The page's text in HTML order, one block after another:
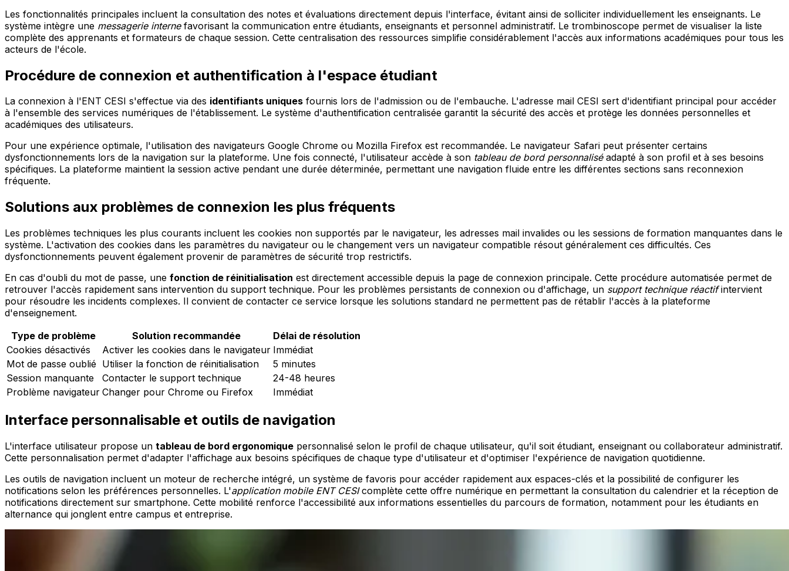
Les fonctionnalités principales incluent la consultation des notes et évaluations directement depuis l'interface, évitant ainsi de solliciter individuellement les enseignants. Le
système intègre une messagerie internefavorisant la communication entre étudiants, enseignants et personnel administratif. Le trombinoscope permet de visualiser la liste
complète des apprenants et formateurs de chaque session. Cette centralisation des ressources simplifie considérablement l'accès aux informations académiques pour tous les
acteurs de l'école.
Procédure de connexion et authentification à l'espace étudiant
La connexion à l'ENT CESI s'effectue via des identifiants uniques fournis lors de l'admission ou de l'embauche. L'adresse mail CESI sert d'identifiant principal pour accéder
à l'ensemble des services numériques de l'établissement. Le système d'authentification centralisée garantit la sécurité des accès et protège les données personnelles et
académiques des utilisateurs.
Pour une expérience optimale, l'utilisation des navigateurs Google Chrome ou Mozilla Firefox est recommandée. Le navigateur Safari peut présenter certains
dysfonctionnements lors de la navigation sur la plateforme. Une fois connecté, l'utilisateur accède à son tableau de bord personnaliséadapté à son profil et à ses besoins
spécifiques. La plateforme maintient la session active pendant une durée déterminée, permettant une navigation fluide entre les différentes sections sans reconnexion
fréquente.
Solutions aux problèmes de connexion les plus fréquents
Les problèmes techniques les plus courants incluent les cookies non supportés par le navigateur, les adresses mail invalides ou les sessions de formation manquantes dans le
système. L'activation des cookies dans les paramètres du navigateur ou le changement vers un navigateur compatible résout généralement ces difficultés. Ces
dysfonctionnements peuvent également provenir de paramètres de sécurité trop restrictifs.
En cas d'oubli du mot de passe, une fonction de réinitialisation est directement accessible depuis la page de connexion principale. Cette procédure automatisée permet de
retrouver l'accès rapidement sans intervention du support technique. Pour les problèmes persistants de connexion ou d'affichage, un support technique réactifintervient
pour résoudre les incidents complexes. Il convient de contacter ce service lorsque les solutions standard ne permettent pas de rétablir l'accès à la plateforme
d'enseignement.
Type de problème
Solution recommandée
Délai de résolution
Cookies désactivés
Activer les cookies dans le navigateur Immédiat
Mot de passe oublié Utiliser la fonction de réinitialisation
5 minutes
Session manquante
Contacter le support technique
24-48 heures
Problème navigateur Changer pour Chrome ou Firefox Immédiat
Interface personnalisable et outils de navigation
L'interface utilisateur propose un tableau de bord ergonomique personnalisé selon le profil de chaque utilisateur, qu'il soit étudiant, enseignant ou collaborateur administratif.
Cette personnalisation permet d'adapter l'affichage aux besoins spécifiques de chaque type d'utilisateur et d'optimiser l'expérience de navigation quotidienne.
Les outils de navigation incluent un moteur de recherche intégré, un système de favoris pour accéder rapidement aux espaces-clés et la possibilité de configurer les
notifications selon les préférences personnelles. L'application mobile ENT CESIcomplète cette offre numérique en permettant la consultation du calendrier et la réception de
notifications directement sur smartphone. Cette mobilité renforce l'accessibilité aux informations essentielles du parcours de formation, notamment pour les étudiants en
alternance qui jonglent entre campus et entreprise.